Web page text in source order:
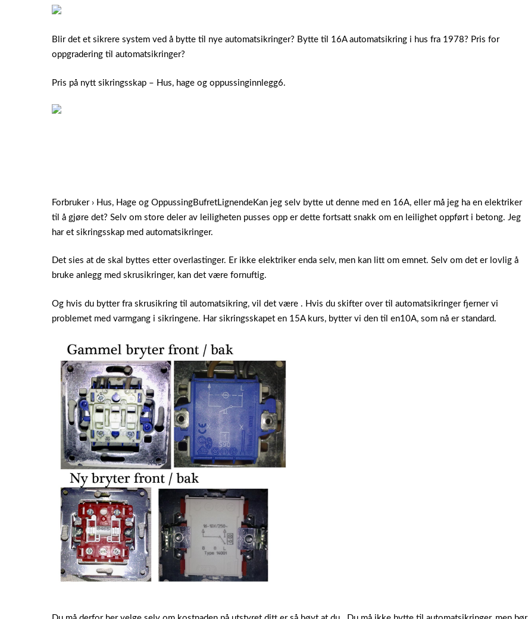
Blir det et sikrere system ved å bytte til nye automatsikringer? Bytte til 16A automatsikring i hus fra 1978? Pris for
oppgradering til automatsikringer?
Pris på nytt sikringsskap – Hus, hage og oppussinginnlegg6.
Forbruker › Hus, Hage og OppussingBufretLignendeKan jeg selv bytte ut denne med en 16A, eller må jeg ha en elektriker
til å gjøre det? Selv om store deler av leiligheten pusses opp er dette fortsatt snakk om en leilighet oppført i betong. Jeg
har et sikringsskap med automatsikringer.
Det sies at de skal byttes etter overlastinger. Er ikke elektriker enda selv, men kan litt om emnet. Selv om det er lovlig å
bruke anlegg med skrusikringer, kan det være fornuftig.
Og hvis du bytter fra skrusikring til automatsikring, vil det være . Hvis du skifter over til automatsikringer fjerner vi
problemet med varmgang i sikringene. Har sikringsskapet en 15A kurs, bytter vi den til en10A, som nå er standard.